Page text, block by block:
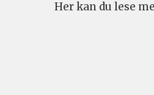
Her kan du lese